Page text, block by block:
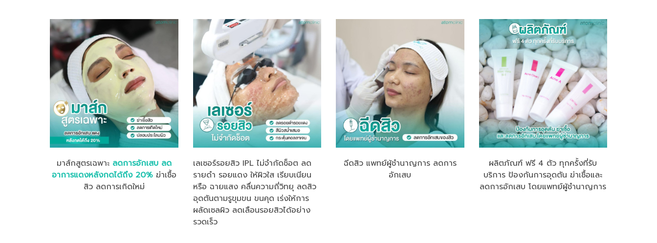
มาส์กสูตรเฉพาะ ลดการอักเสบ ลด
อาการแดงหลังกดได้ถึง 20%ฆ่าเชื้อ
สิว ลดการเกิดใหม่
เลเซอร์รอยสิว IPL ไม่จำกัดช็อต ลด
รายดำ รอยแดง ให้ผิวใส เรียบเนียน
หรือ ฉายแสง คลื่นความถี่วิทยุ ลดสิว
อุดตันตามรูขุมขน ขนคุด เร่งให้การ
ผลัดเซลผิว ลดเลือนรอยสิวได้อย่าง
รวดเร็ว
ฉีดสิว แพทย์ผู้ชำนาญการ ลดการ
อักเสบ
ผลิตภัณฑ์ ฟรี 4 ตัว ทุกครั้งที่รับ
บริการ ป้องกันการอุดตัน ฆ่าเชื้อและ
ลดการอักเสบ โดยแพทย์ผู้ชำนาญการ